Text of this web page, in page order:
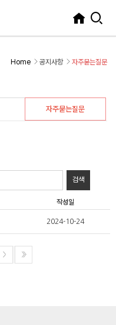
Home 공지사항 자주묻는질문
자주묻는질문
작성일
2024-10-24